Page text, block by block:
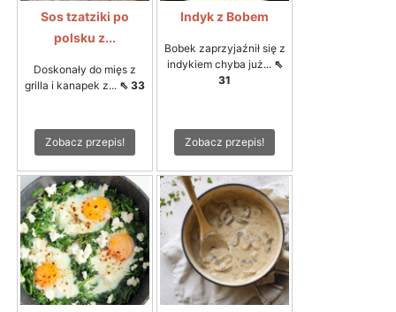
Sos tzatziki po
polsku z...
Doskonały do mięs z
grilla i kanapek z... ⇖ 33
Zobacz przepis!
Indyk z Bobem
Bobek zaprzyjaźnił się z
indykiem chyba już... ⇖
31
Zobacz przepis!